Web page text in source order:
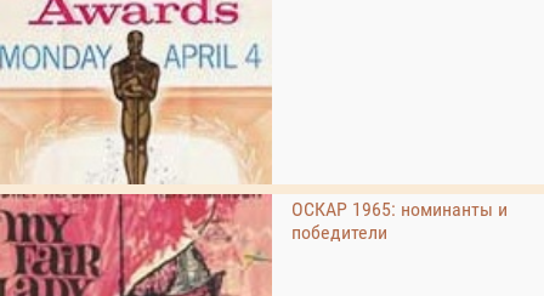
ОСКАР 1965: номинанты и
победители